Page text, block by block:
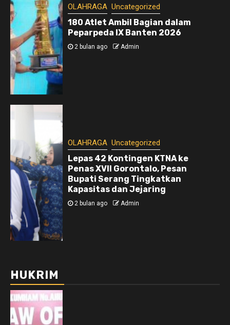
OLAHRAGA Uncategorized
180 Atlet Ambil Bagian dalam
Peparpeda IX Banten 2026
2 bulan ago Admin
OLAHRAGA Uncategorized
Lepas 42 Kontingen KTNA ke
Penas XVII Gorontalo, Pesan
Bupati Serang Tingkatkan
Kapasitas dan Jejaring
2 bulan ago Admin
HUKRIM